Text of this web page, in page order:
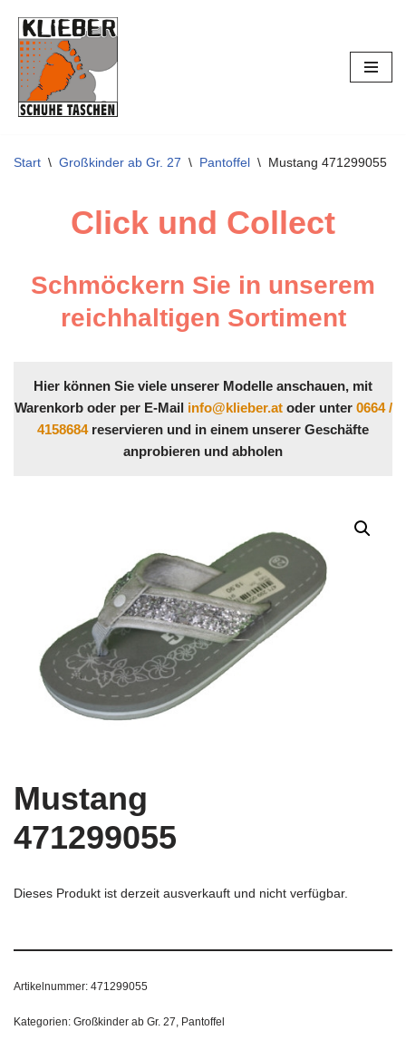
Zum
Inhalt
springen
Start \ Großkinder ab Gr. 27 \ Pantoffel \ Mustang 471299055
Click und Collect
Schmöckern Sie in unserem
reichhaltigen Sortiment
Hier können Sie viele unserer Modelle anschauen, mit
Warenkorb oder per E-Mail info@klieber.atoder unter 0664 /
4158684reservieren und in einem unserer Geschäfte
anprobieren und abholen
Mustang
471299055
Dieses Produkt ist derzeit ausverkauft und nicht verfügbar.
Artikelnummer: 471299055
Kategorien: Großkinder ab Gr. 27 Pantoffel